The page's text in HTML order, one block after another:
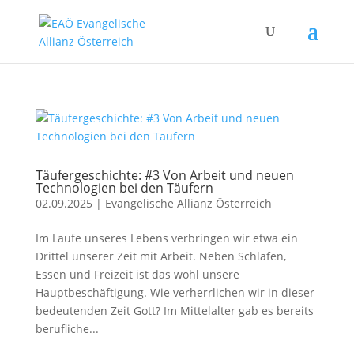
Täufergeschichte: #3 Von Arbeit und neuen
Technologien bei den Täufern
02.09.2025 | Evangelische Allianz Österreich
Im Laufe unseres Lebens verbringen wir etwa ein
Drittel unserer Zeit mit Arbeit. Neben Schlafen,
Essen und Freizeit ist das wohl unsere
Hauptbeschäftigung. Wie verherrlichen wir in dieser
bedeutenden Zeit Gott? Im Mittelalter gab es bereits
berufliche...